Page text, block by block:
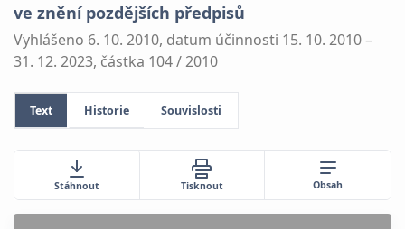
ve znění pozdějších předpisů
Vyhlášeno 6. 10. 2010, datum účinnosti 15. 10. 2010 –
31. 12. 2023, částka 104 / 2010
Text Historie Souvislosti
Stáhnout Tisknout Obsah